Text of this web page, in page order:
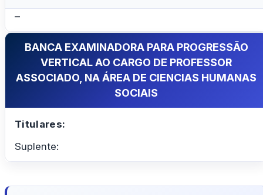
–
BANCA EXAMINADORA PARA PROGRESSÃO
VERTICAL AO CARGO DE PROFESSOR
ASSOCIADO, NA ÁREA DE CIENCIAS HUMANAS
SOCIAIS
Titulares:
Suplente: